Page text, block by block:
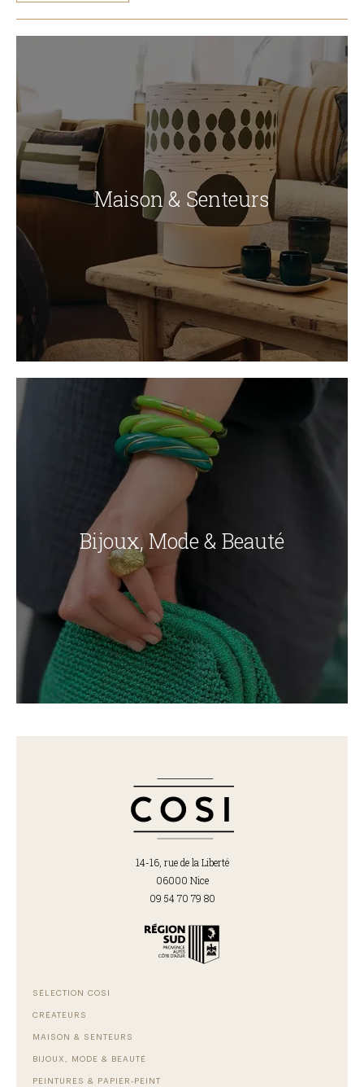
Maison & Senteurs
Bijoux, Mode & Beauté
14-16, rue de la Liberté
06000 Nice
09 54 70 79 80
SÉLECTION COSI
CRÉATEURS
MAISON & SENTEURS
BIJOUX, MODE & BEAUTÉ
PEINTURES & PAPIER-PEINT